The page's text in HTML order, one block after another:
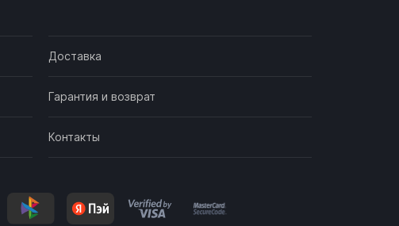
Доставка
Гарантия и возврат
Контакты